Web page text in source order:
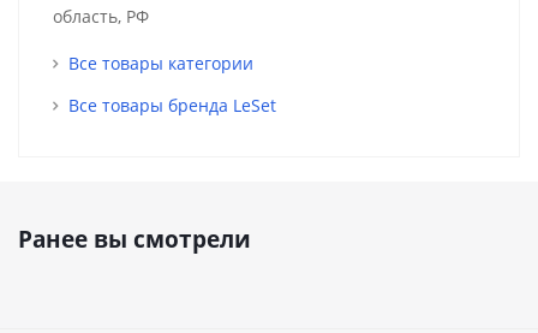
область, РФ
Все товары категории
Все товары бренда LeSet
Ранее вы смотрели